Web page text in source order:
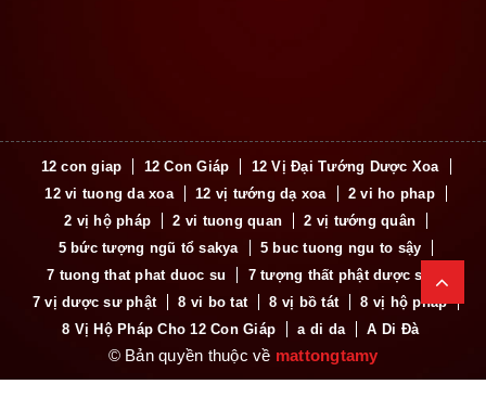
12 con giap 12 Con Giáp
12 Vị Đại Tướng Dược Xoa
12 vi tuong da xoa
12 vị tướng dạ xoa
2 vi ho phap
2 vị hộ pháp
2 vi tuong quan
2 vị tướng quân
5 bức tượng ngũ tổ sakya
5 buc tuong ngu to sậy
7 tuong that phat duoc su
7 tượng thất phật dược sư
7 vị dược sư phật
8 vi bo tat 8 vị bồ tát
8 vị hộ pháp
8 Vị Hộ Pháp Cho 12 Con Giáp
a di da A Di Đà
© Bản quyền thuộc về mattongtamy